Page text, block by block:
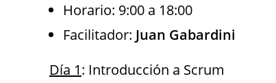
Horario: 9:00 a 18:00
Facilitador: Juan Gabardini
Día 1: Introducción a Scrum